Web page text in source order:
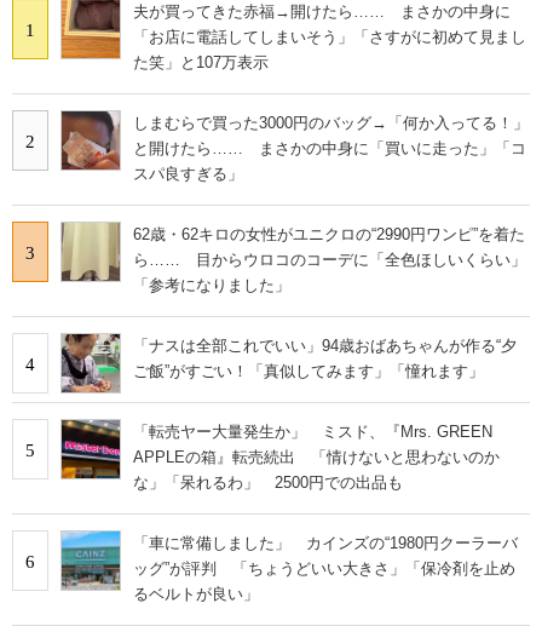
1
夫が買ってきた赤福→開けたら…… まさかの中身に
「お店に電話してしまいそう」「さすがに初めて見まし
た笑」と107万表示
2
しまむらで買った3000円のバッグ→「何か入ってる！」
と開けたら…… まさかの中身に「買いに走った」「コ
スパ良すぎる」
3
62歳・62キロの女性がユニクロの“2990円ワンピ”を着た
ら…… 目からウロコのコーデに「全色ほしいくらい」
「参考になりました」
4
「ナスは全部これでいい」94歳おばあちゃんが作る“夕
ご飯”がすごい！「真似してみます」「憧れます」
5
「転売ヤー大量発生か」 ミスド、『Mrs. GREEN
APPLEの箱』転売続出 「情けないと思わないのか
な」「呆れるわ」 2500円での出品も
6
「車に常備しました」 カインズの“1980円クーラーバ
ッグ”が評判 「ちょうどいい大きさ」「保冷剤を止め
るベルトが良い」